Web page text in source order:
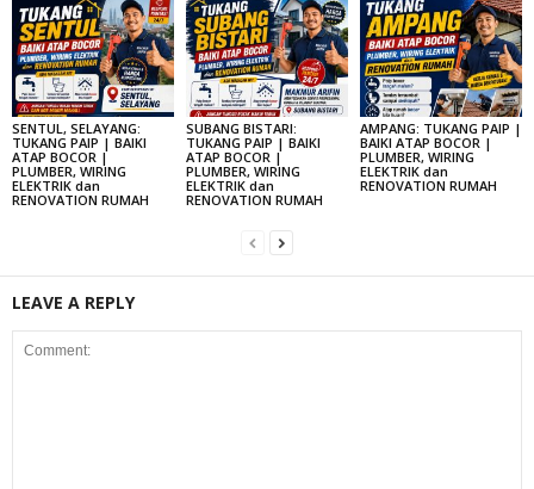
SENTUL, SELAYANG:
TUKANG PAIP | BAIKI
ATAP BOCOR |
PLUMBER, WIRING
ELEKTRIK dan
RENOVATION RUMAH
SUBANG BISTARI:
TUKANG PAIP | BAIKI
ATAP BOCOR |
PLUMBER, WIRING
ELEKTRIK dan
RENOVATION RUMAH
AMPANG: TUKANG PAIP |
BAIKI ATAP BOCOR |
PLUMBER, WIRING
ELEKTRIK dan
RENOVATION RUMAH
LEAVE A REPLY